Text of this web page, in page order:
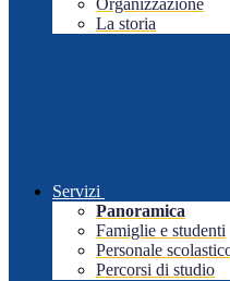
Organizzazione
La storia
Servizi
Panoramica
Famiglie e studenti
Personale
Percorsi di studio